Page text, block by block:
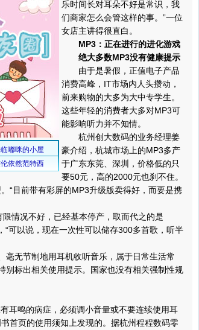
乐时间长对耳朵不好是常识，我
们商家怎么会管这样的事。”一位
女店主讲得很直白。
MP3：正在进行的进化游戏
绝大多数MP3没有健康提示
由于是暑假，正值电子产品
消费高峰，IT市场内人头攒动，
前来购物的大多为大中专学生。
这些年轻的消费者大多对MP3可
能影响听力并不知情。
杭州创大数码的业务经理姜
豪介绍，杭城市场上的MP3多产
于广东东莞、深圳，价格低的只
要50元，高的2000元也刹不住。
“目前带有彩屏的MP3升级版卖得好，而要是携
况不好，已经基本停产，取而代之的是
可以说，现在一次性可以储存300多首歌，听半
无节制地用耳机收听音乐，属于日常生活常
别标出相关使用提示。国家也没有相关强制性规
鸣的病症，必须调小音量或不要连续使用耳
首页的使用须知上发现的。据杭州程程数码零